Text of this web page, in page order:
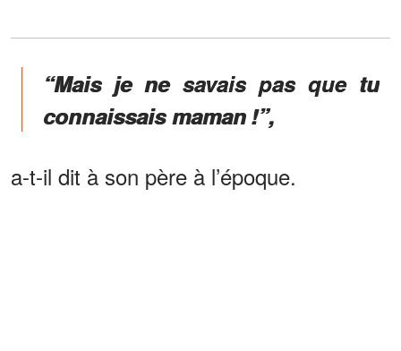
“Mais je ne savais pas que tu
connaissais maman !”,
a-t-il dit à son père à l’époque.